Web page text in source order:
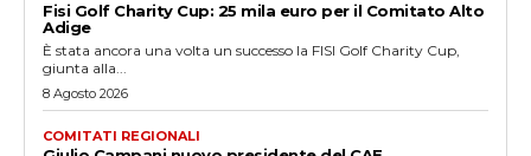
Fisi Golf Charity Cup: 25 mila euro per il Comitato Alto
Adige
È stata ancora una volta un successo la FISI Golf Charity Cup,
giunta alla...
8 Agosto 2026
COMITATI REGIONALI